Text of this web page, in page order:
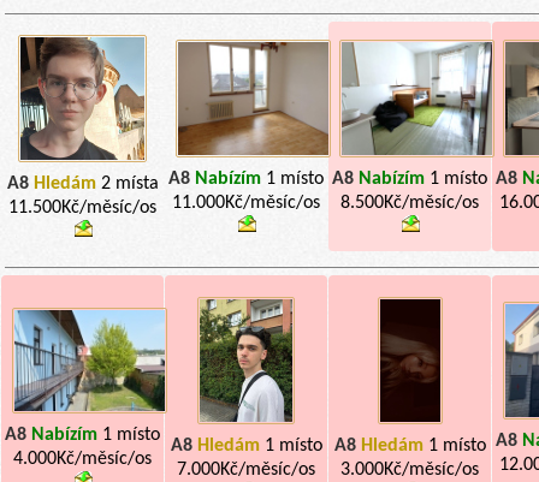
A8 Hledám 2 místa
11.500Kč/měsíc/os
A8 Nabízím 1 místo
11.000Kč/měsíc/os
A8 Nabízím 1 místo
8.500Kč/měsíc/os
A8
A8 Nabízím 1 místo
4.000Kč/měsíc/os
A8 Hledám 1 místo
7.000Kč/měsíc/os
A8 Hledám 1 místo
3.000Kč/měsíc/os
A8